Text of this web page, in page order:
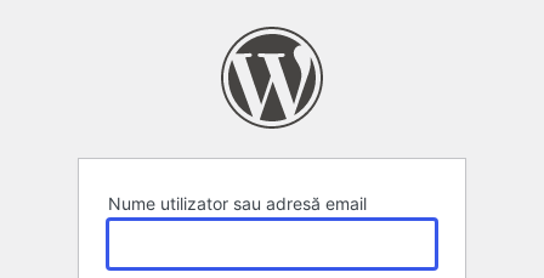
Nume utilizator sau adresă email